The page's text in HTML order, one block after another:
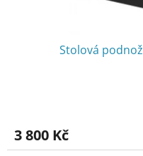
Stolová
3 800 Kč